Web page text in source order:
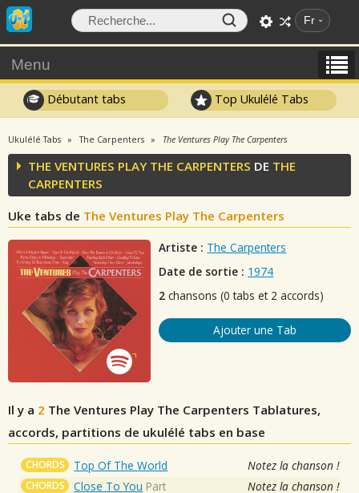
Fr
Menu
Débutant tabs Top Ukulélé Tabs
Ukulélé Tabs The Carpenters The Ventures Play The Carpenters
THE VENTURES PLAY THE CARPENTERS DE THE
CARPENTERS
Uke tabs de The Ventures Play The Carpenters
Artiste : The Carpenters
Date de sortie : 1974
2 chansons (0 tabs et 2 accords)
Ajouter une Tab
Il y a 2 The Ventures Play The Carpenters Tablatures,
accords, partitions de ukulélé tabs en base
CHORDS Top Of The World Notez la chanson !
CHORDS Close To You Part Notez la chanson !